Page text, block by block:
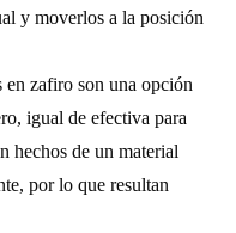
y moverlos a la posición
en zafiro son una opción
igual de efectiva para
hechos de un material
por lo que resultan